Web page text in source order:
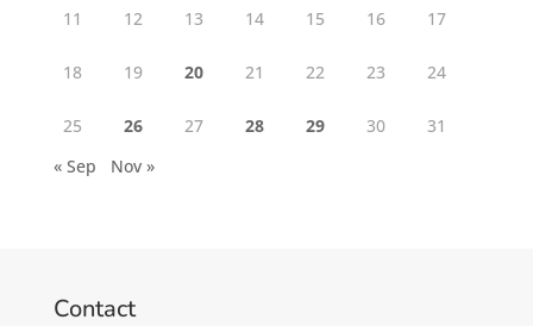
11 12 13 14 15 16 17
18 19 20 21 22 23 24
25 26 27 28 29 30
31
« Sep
Nov »
Contact